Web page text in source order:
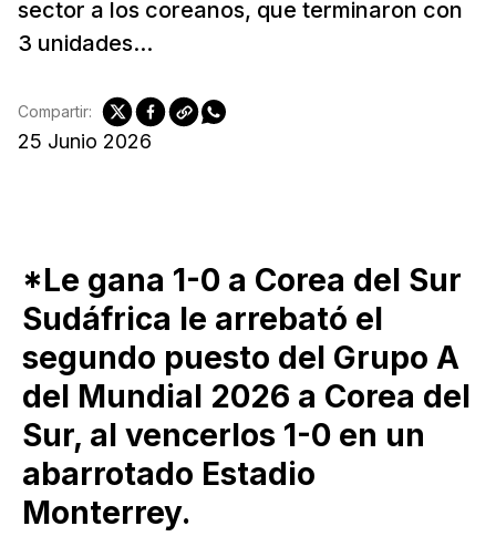
sector a los coreanos, que terminaron con
3 unidades...
25 Junio 2026
Compartir:
*Le gana 1-0 a Corea del Sur
Sudáfrica le arrebató el
segundo puesto del Grupo A
del Mundial 2026 a Corea del
Sur, al vencerlos 1-0 en un
abarrotado Estadio
Monterrey.